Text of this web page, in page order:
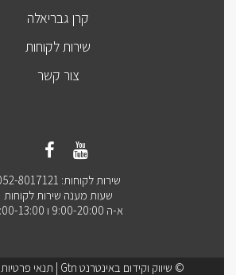
קרן גבריאלה
שירות לקוחות
צור קשר
שירות לקוחות: 052-8017121
שעות מענה שירות לקוחות
א-ה 9:00-20:00 ו 9:00-13:00
© שיווק וקידום באינטרנט Gtn | תנאי פרטיות